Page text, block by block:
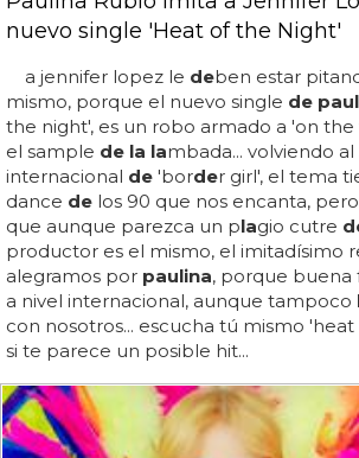
nuevo single 'Heat of the Night'
a jennifer lopez le deben estar
mismo, porque el nuevo single de
the night', es un robo armado a 'on the
el sample de la lambada... volviendo al
internacional de 'border girl', el tema
dance de los 90 que nos encanta,
que aunque parezca un plagio cutre
productor es el mismo, el imitadísimo
alegramos por paulina, porque buena
a nivel internacional, aunque tampoco
con nosotros... escucha tú mismo
si te parece un posible hit...